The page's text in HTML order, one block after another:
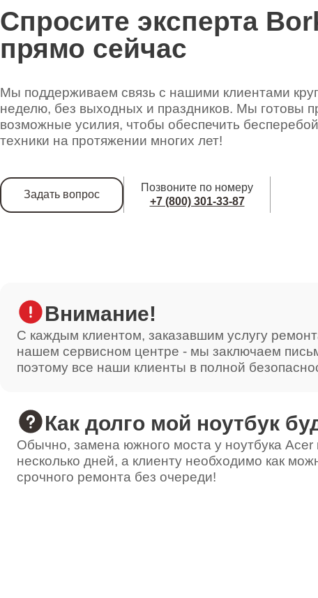
Спросите эксперта
прямо сейчас
Мы поддерживаем связь с нашими клиентами
неделю, без выходных и праздников. Мы готовы
возможные усилия, чтобы обеспечить
техники на протяжении многих лет!
Задать вопрос
Позвоните по номеру
+7 (800) 301-33-87
Внимание!
С каждым клиентом, заказавшим услугу
нашем сервисном центре - мы заключаем
поэтому все наши клиенты в полной
Как долго мой ноутбук
Обычно, замена южного моста у ноутбука Acer
несколько дней, а клиенту необходимо как
срочного ремонта без очереди!